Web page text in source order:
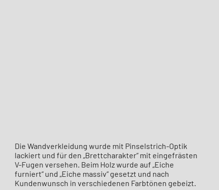
Die Wandverkleidung wurde mit Pinselstrich-Optik
lackiert und für den „Brettcharakter“ mit eingefrästen
V-Fugen versehen. Beim Holz wurde auf „Eiche
furniert“ und „Eiche massiv“ gesetzt und nach
Kundenwunsch in verschiedenen Farbtönen gebeizt.